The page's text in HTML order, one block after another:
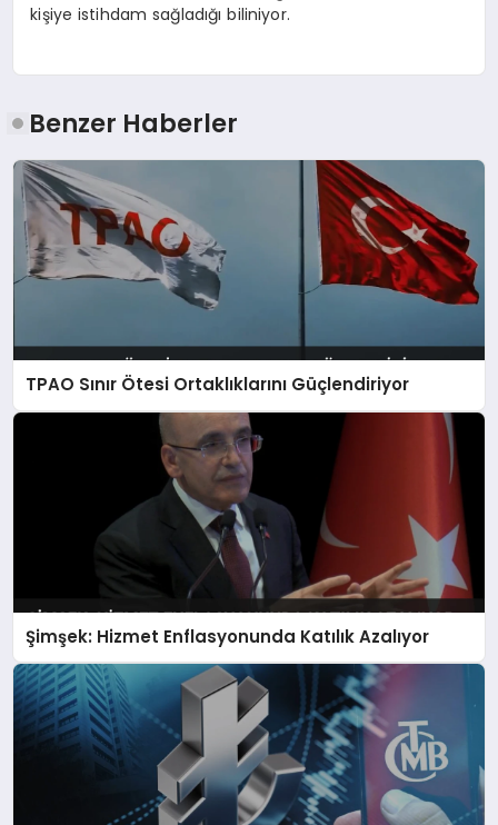
kişiye istihdam sağladığı biliniyor.
Benzer Haberler
TPAO Sınır Ötesi Ortaklıklarını Güçlendiriyor
Şimşek: Hizmet Enflasyonunda Katılık Azalıyor